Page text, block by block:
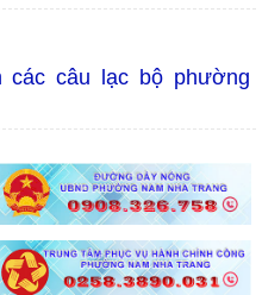
các câu lạc bộ phường